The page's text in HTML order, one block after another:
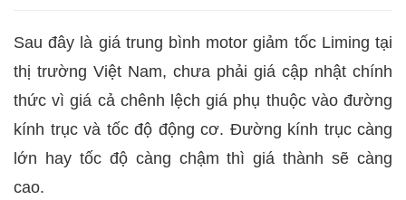
Sau đây là giá trung bình motor giảm tốc Liming tại
thị trường Việt Nam, chưa phải giá cập nhật chính
thức vì giá cả chênh lệch giá phụ thuộc vào đường
kính trục và tốc độ động cơ. Đường kính trục càng
lớn hay tốc độ càng chậm thì giá thành sẽ càng
cao.